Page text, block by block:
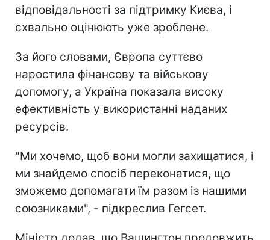
відповідальності за підтримку Києва, і
схвально оцінюють уже зроблене.
За його словами, Європа суттєво
наростила фінансову та військову
допомогу, а Україна показала високу
ефективність у використанні наданих
ресурсів.
"Ми хочемо, щоб вони могли захищатися, і
ми знайдемо спосіб переконатися, що
зможемо допомагати їм разом із нашими
союзниками", - підкреслив Гегсет.